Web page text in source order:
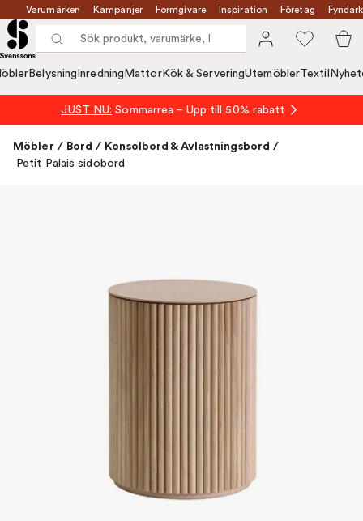
Varumärken Kampanjer Formgivare Inspiration Företag
Belysning Inredning MattorKök & ServeringUtemöblerTextil
JUST NU: Sommarrea – Upp till 50% rabatt
Möbler / Bord / Konsolbord & Avlastningsbord /
Petit Palais sidobord